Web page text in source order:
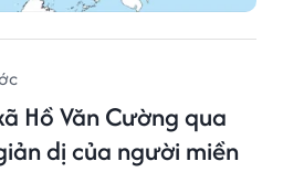
Hồ Văn Cường qua
dị của người miền